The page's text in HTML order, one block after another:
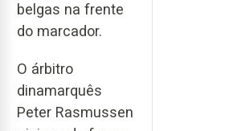
belgas na frente
do marcador.
O árbitro
dinamarquês
Peter Rasmussen